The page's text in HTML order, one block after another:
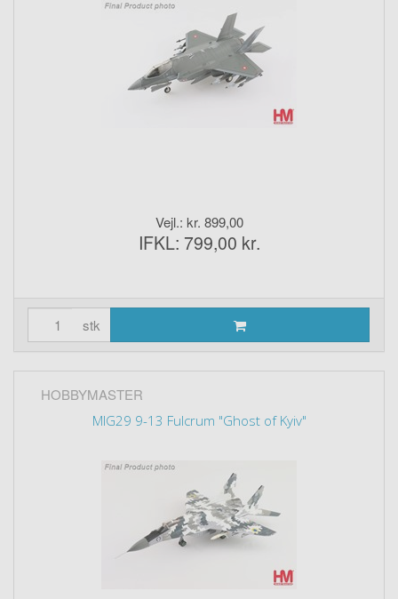
Vejl.: kr. 899,00
IFKL: 799,00 kr.
stk
HOBBYMASTER
MIG29 9-13 Fulcrum "Ghost of Kyiv"